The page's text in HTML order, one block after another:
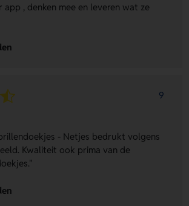
app , denken mee en leveren wat ze
9
- Netjes bedrukt volgens
Kwaliteit ook prima van de